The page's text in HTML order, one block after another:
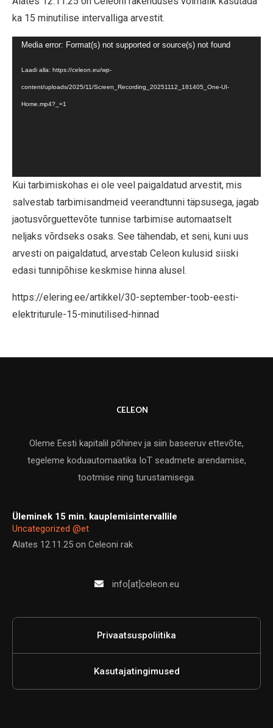
ka 15 minutilise intervalliga arvestit.
Videoesitaja
Media error: Format(s) not supported or source(s) not found
Laadi alla: https://celeon.eu/wp-
content/uploads/2025/11/Screen_Recording_20251112_181405_One-UI-
Home.mp4?_=1
Kui tarbimiskohas ei ole veel paigaldatud arvestit, mis
salvestab tarbimisandmeid veerandtunni täpsusega, jagab
jaotusvõrguettevõte tunnise tarbimise automaatselt
neljaks võrdseks osaks. See tähendab, et seni, kuni uus
arvesti on paigaldatud, arvestab Celeon kulusid siiski
edasi tunnipõhise keskmise hinna alusel.
https://elering.ee/artikkel/30-september-toob-eesti-
elektriturule-15-minutilised-hinnad
CELEON
Oleme Eesti kapitalil põhinev ja siin baseeruv ettevõte,
tegeleme koduautomaatika IoT seadmete arendamise,
tootmise ning turustamisega.
Üleminek 15 min. kauplemisintervallile
Uncategorized @et
Alates 12.11.25 on Celeoni rak
info[at]celeon.eu
Privaatsuspoliitika
Kasutajatingimused